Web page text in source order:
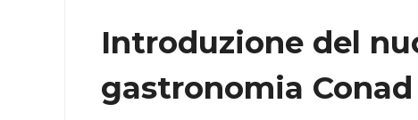
Introduzione del
gastronomia